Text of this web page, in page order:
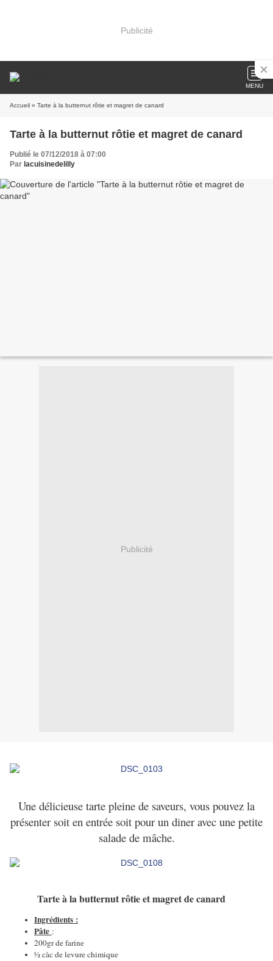
Publicité
MENU
Accueil » Tarte à la butternut rôtie et magret de canard
Tarte à la butternut rôtie et magret de canard
Publié le 07/12/2018 à 07:00
Par lacuisinedelilly
Publicité
Une délicieuse tarte pleine de saveurs, vous pouvez la
présenter soit en entrée soit pour un diner avec une petite
salade de mâche.
Tarte à la butternut rôtie et magret de canard
Ingrédients :
Pâte :
200gr de farine
½ càc de levure chimique